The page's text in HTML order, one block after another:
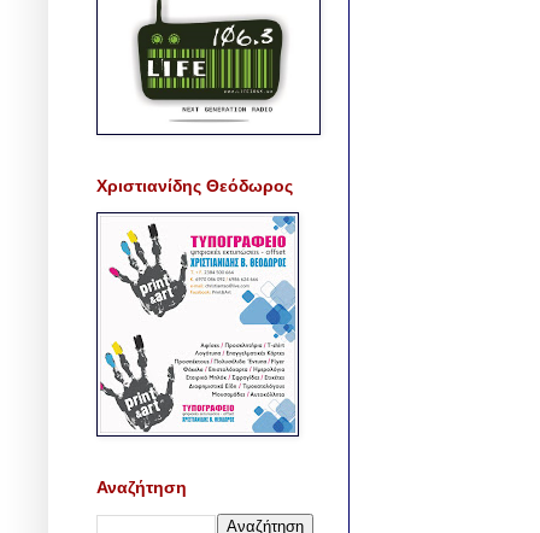
Χριστιανίδης Θεόδωρος
Αναζήτηση